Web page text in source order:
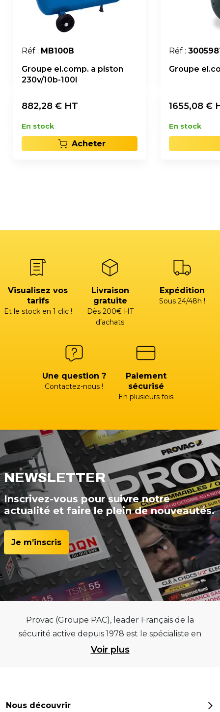
Réf : MB100B
Groupe el.comp. a piston
230v/10b-100l
882,28 € HT
En stock
Acheter
Réf :
Groupe
1655,08 €
En stock
Visualisez vos
tarifs
Et le stock en 1 clic !
Livraison
gratuite
Dès 200€ HT
d’achats
Expédition
Sous 24/48h !
Une question ?
Contactez-nous !
Paiement
sécurisé
En plusieurs fois
NEWSLETTER
Inscrivez-vous pour suivre notre
actualité et faire le plein de nouveautés.
Je m’inscris
Provac (Groupe PAC), leader Français de la
sécurité active depuis 1978 est le spécialiste en
équipements pour garages et centres
meilleurs équipements sur des critères de
Voir plus
Nous découvrir